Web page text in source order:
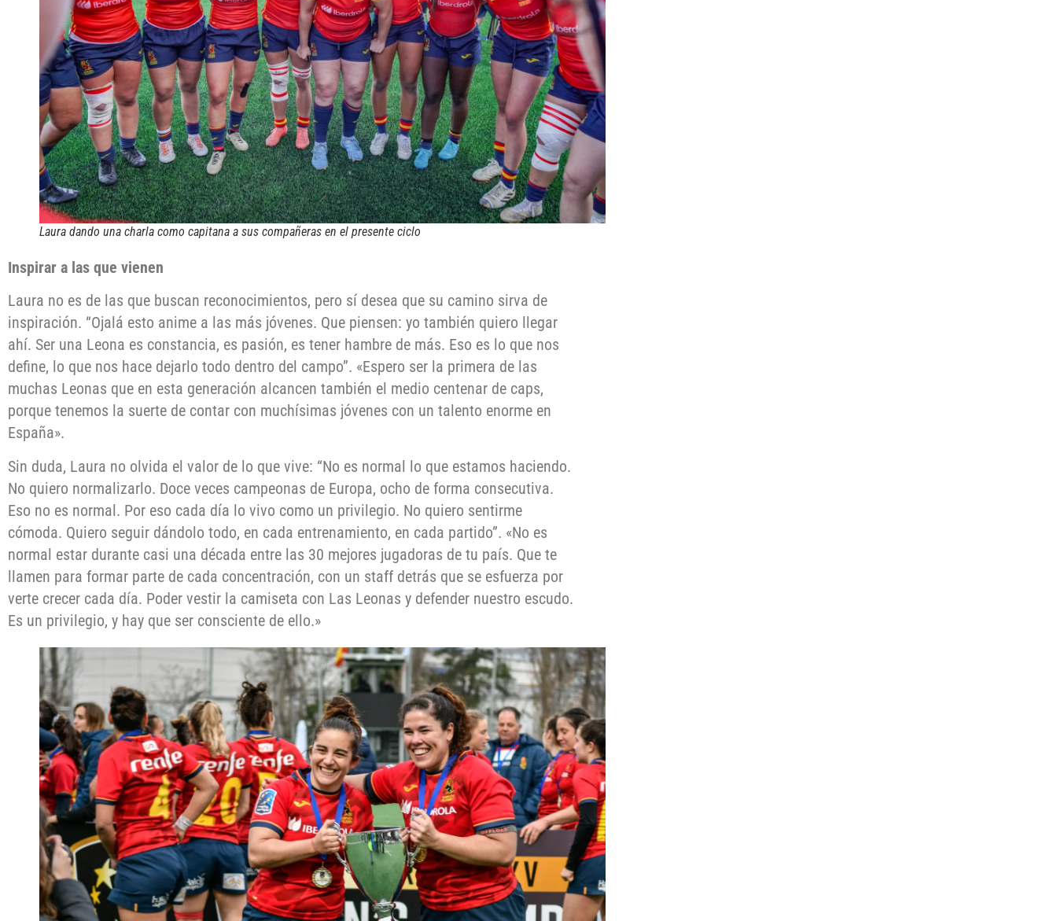
Laura dando una charla como capitana a sus compañeras en el presente ciclo
Inspirar a las que vienen
Laura no es de las que buscan reconocimientos, pero sí desea que su camino sirva de
inspiración. “Ojalá esto anime a las más jóvenes. Que piensen: yo también quiero llegar
ahí. Ser una Leona es constancia, es pasión, es tener hambre de más. Eso es lo que nos
define, lo que nos hace dejarlo todo dentro del campo”. «Espero ser la primera de las
muchas Leonas que en esta generación alcancen también el medio centenar de caps,
porque tenemos la suerte de contar con muchísimas jóvenes con un talento enorme en
España».
Sin duda, Laura no olvida el valor de lo que vive: “No es normal lo que estamos haciendo.
No quiero normalizarlo. Doce veces campeonas de Europa, ocho de forma consecutiva.
Eso no es normal. Por eso cada día lo vivo como un privilegio. No quiero sentirme
cómoda. Quiero seguir dándolo todo, en cada entrenamiento, en cada partido”. «No es
normal estar durante casi una década entre las 30 mejores jugadoras de tu país. Que te
llamen para formar parte de cada concentración, con un staff detrás que se esfuerza por
verte crecer cada día. Poder vestir la camiseta con Las Leonas y defender nuestro escudo.
Es un privilegio, y hay que ser consciente de ello.»